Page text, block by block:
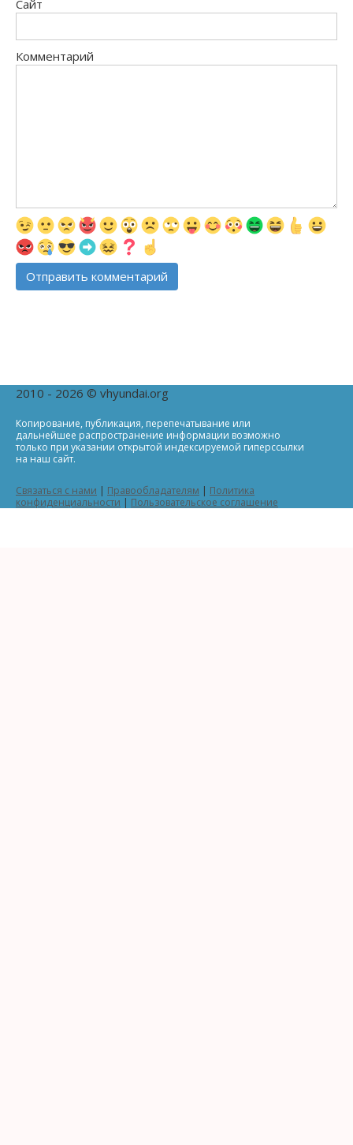
Сайт
Комментарий
2010 - 2026 © vhyundai.org
Копирование, публикация, перепечатывание или
дальнейшее распространение информации возможно
только при указании открытой индексируемой гиперссылки
на наш сайт.
Связаться с нами | Правообладателям | Политика
конфиденциальности | Пользовательское соглашение